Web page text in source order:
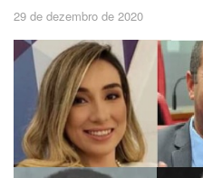
29 de dezembro de 2020